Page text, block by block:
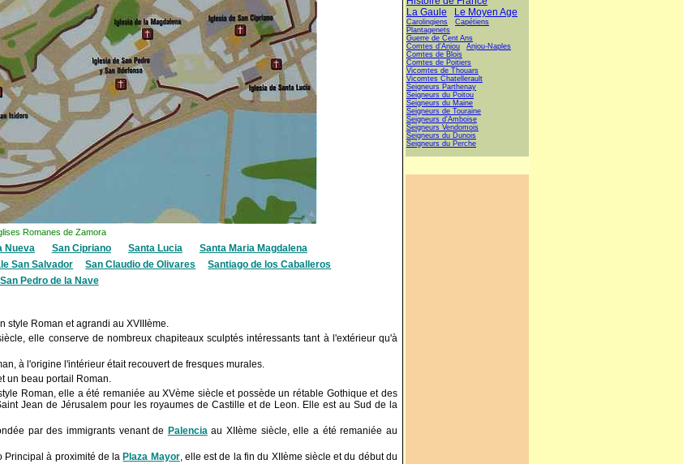
Romanes de Zamora
Nueva San Cipriano Santa Lucia
Santa Maria Magdalena
San Salvador San Claudio de Olivares
Santiago de los Caballeros
San Pedro de la Nave
style Roman et agrandi au XVIIIème.
elle conserve de nombreux chapiteaux sculptés intéressants tant à l'extérieur qu'à
à l'origine l'intérieur était recouvert de fresques murales.
un beau portail Roman.
Roman, elle a été remaniée au XVème siècle et possède un rétable Gothique et des
Jean de Jérusalem pour les royaumes de Castille et de Leon. Elle est au Sud de la
par des immigrants venant de Palencia au XIIème siècle, elle a été remaniée au
Principal à proximité de laPlaza Mayor, elle est de la fin du XIIème siècle et du début du